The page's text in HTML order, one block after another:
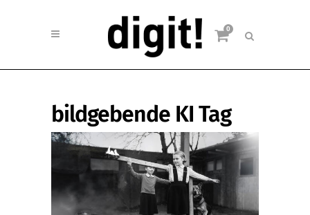
0
bildgebende KI Tag